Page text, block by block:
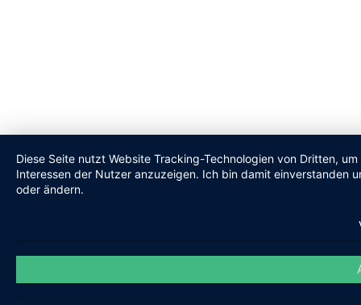
Diese Seite nutzt Website Tracking-Technologien von Dritten,
Interessen der Nutzer anzuzeigen. Ich bin damit einverstanden
oder ändern.